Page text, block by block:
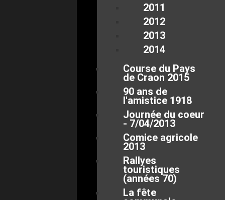
2011
2012
2013
2014
Course du Pays
de Craon 2015
90 ans de
l'amistice 1918
Journée du coeur
- 7/04/2013
Comice agricole
2013
Rallyes
touristiques
(années 70)
La fête